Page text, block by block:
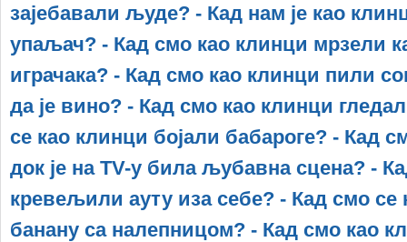
зајебaвали људе? - Кад нам је као
упаљач? - Кад смо као клинци мрзели
играчака? - Кад смо као клинци пили
да је вино? - Кад смо као клинци
се као клинци бојали бабароге? - Кад
док је на TV-у била љубавна сцена? -
кревељили ауту иза себе? - Кад смо се
банану са налепницом? - Кад смо као